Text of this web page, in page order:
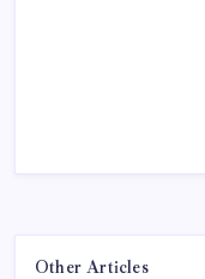
Other Articles